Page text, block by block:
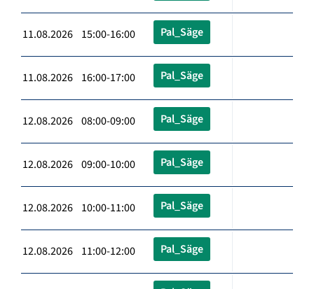
11.08.2026 15:00-16:00 Pal_Säge
11.08.2026 16:00-17:00 Pal_Säge
12.08.2026 08:00-09:00 Pal_Säge
12.08.2026 09:00-10:00 Pal_Säge
12.08.2026 10:00-11:00 Pal_Säge
12.08.2026 11:00-12:00 Pal_Säge